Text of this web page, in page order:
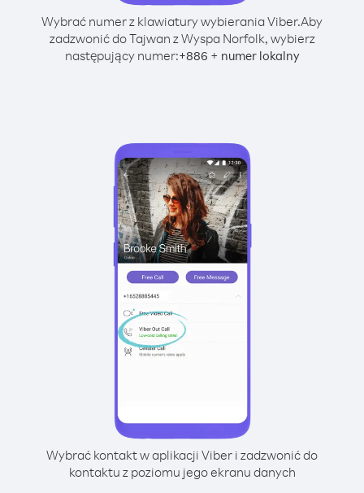
Wybrać numer z klawiatury wybierania Viber.Aby
zadzwonić do Tajwan z Wyspa Norfolk, wybierz
następujący numer:+886 + numer lokalny
Wybrać kontakt w aplikacji Viber i zadzwonić do
kontaktu z poziomu jego ekranu danych